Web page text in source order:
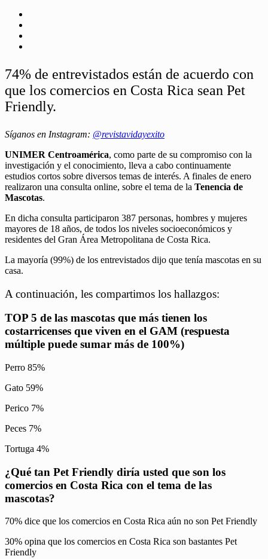
74% de entrevistados están de acuerdo con
que los comercios en Costa Rica sean Pet
Friendly.
Síganos en Instagram: @revistavidayexito
UNIMER Centroamérica, como parte de su compromiso con la
investigación y el conocimiento, lleva a cabo continuamente
estudios cortos sobre diversos temas de interés. A finales de enero
realizaron una consulta online, sobre el tema de la Tenencia de
Mascotas.
En dicha consulta participaron 387 personas, hombres y mujeres
mayores de 18 años, de todos los niveles socioeconómicos y
residentes del Gran Área Metropolitana de Costa Rica.
La mayoría (99%) de los entrevistados dijo que tenía mascotas en su
casa.
A continuación, les compartimos los hallazgos:
TOP 5 de las mascotas que más tienen los
costarricenses que viven en el GAM (respuesta
múltiple puede sumar más de 100%)
Perro 85%
Gato 59%
Perico 7%
Peces 7%
Tortuga 4%
¿Qué tan Pet Friendly diría usted que son los
comercios en Costa Rica con el tema de las
mascotas?
70% dice que los comercios en Costa Rica aún no son Pet Friendly
30% opina que los comercios en Costa Rica son bastantes Pet
Friendly